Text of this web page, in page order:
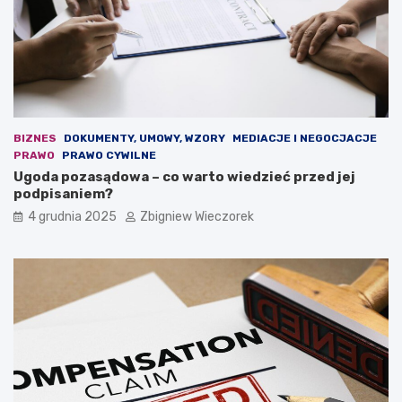
m
o
k
a
c
j
i
.
O
s
t
r
r
r
a
n
o
w
a
s
t
a
w
a
b
u
d
ż
t
?
BIZNES DOKUMENTY, UMOWY, WZORY
MEDIACJE I NEGOCJACJE
PRAWO
PRAWO CYWILNE
Ugoda pozasądowa – co warto wiedzieć przed jej
podpisaniem?
4 grudnia 2025 Zbigniew Wieczorek